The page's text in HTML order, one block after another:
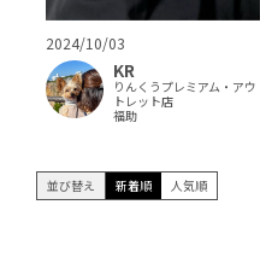
2024/10/03
KR
りんくうプレミアム・アウ
トレット店
福助
並び替え 新着順 人気順